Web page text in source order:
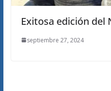
Exitosa edición del
septiembre 27, 2024